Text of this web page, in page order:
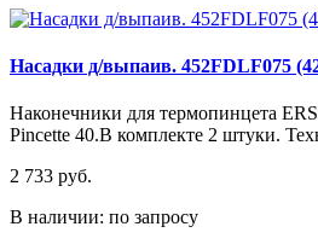
Насадки д/выпаив. 452FDLF075
Наконечники для термопинцета
Pincette 40.В комплекте 2 штуки.
2 733 руб.
В наличии: по запросу